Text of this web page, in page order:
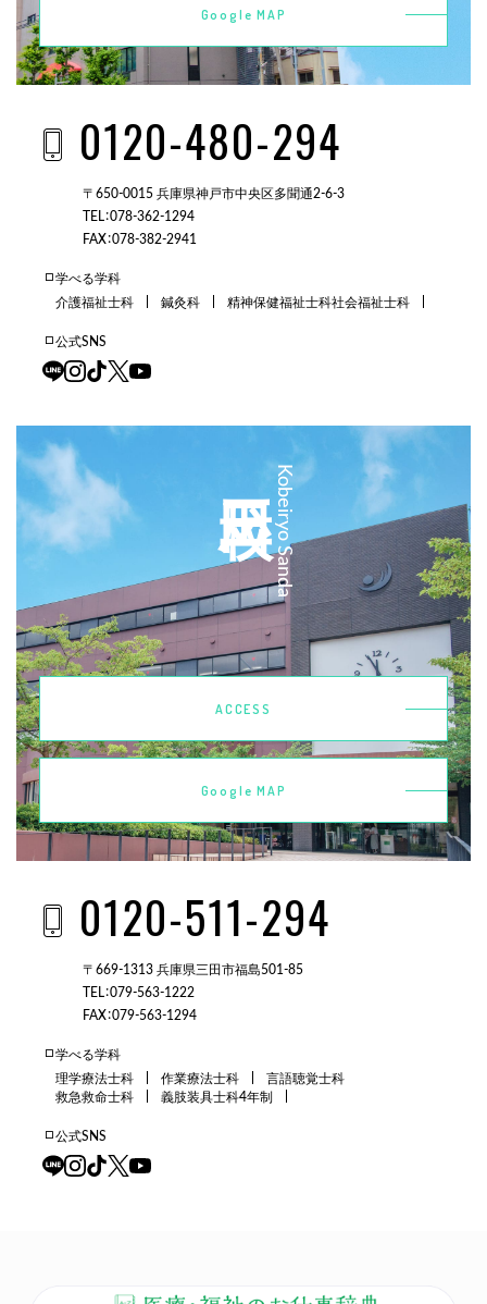
Google MAP
0120-480-294
〒650-0015 兵庫県神戸市中央区多聞通2-6-3
TEL：078-362-1294
FAX：078-382-2941
学べる学科
介護福祉士科
鍼灸科 精神保健福祉士科社会福祉士科
公式SNS
Kobeiryo Sanda
ACCESS
Google MAP
0120-511-294
〒669-1313 兵庫県三田市福島501-85
TEL：079-563-1222
FAX：079-563-1294
学べる学科
理学療法士科
作業療法士科
言語聴覚士科
救急救命士科
義肢装具士科4年制
公式SNS